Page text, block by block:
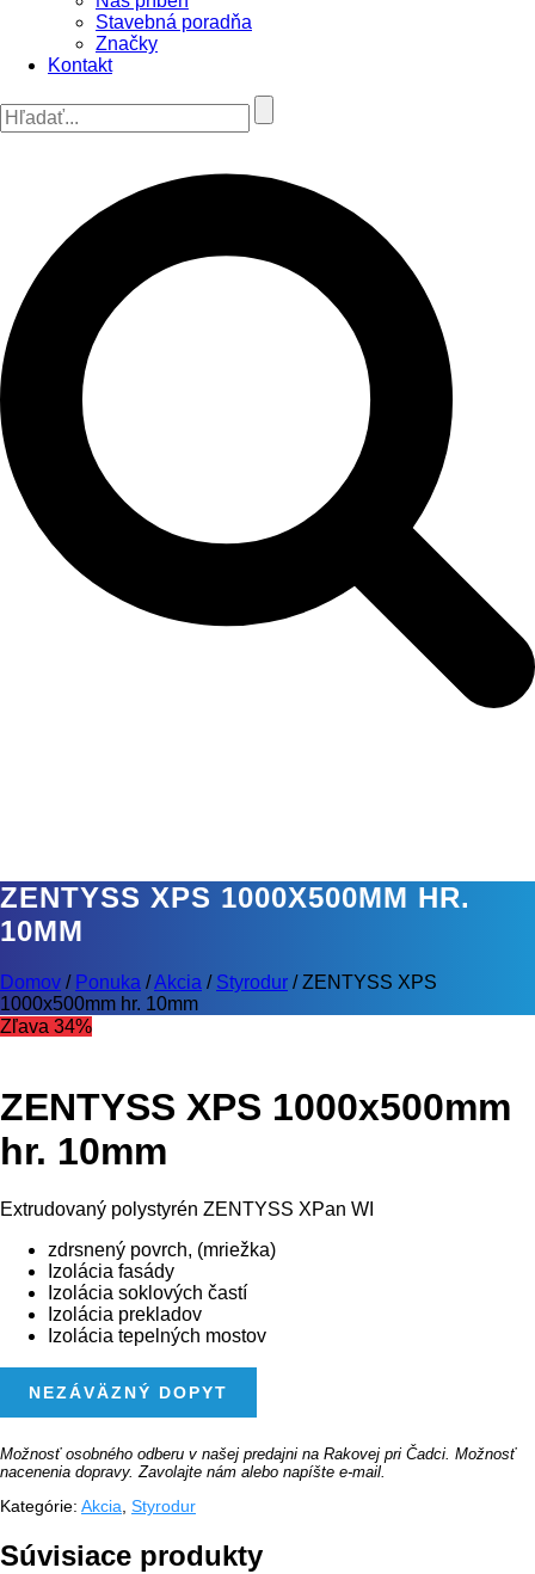
Stavebná poradňa
Značky
Kontakt
ZENTYSS XPS 1000X500MM HR.
10MM
Domov / Ponuka /Akcia / Styrodur /ZENTYSS XPS
1000x500mm hr. 10mm
Zľava 34%
ZENTYSS XPS 1000x500mm
hr. 10mm
Extrudovaný polystyrén ZENTYSS XPan WI
zdrsnený povrch, (mriežka)
Izolácia fasády
Izolácia soklových častí
Izolácia prekladov
Izolácia tepelných mostov
ZENTYSS
HR.
10MM
NEZÁVÄZNÝ DOPYT
Možnosť osobného odberu v našej predajni na Rakovej pri Čadci. Možnosť
nacenenia dopravy. Zavolajte nám alebo napíšte e-mail.
Kategórie: Akcia Styrodur
Súvisiace produkty